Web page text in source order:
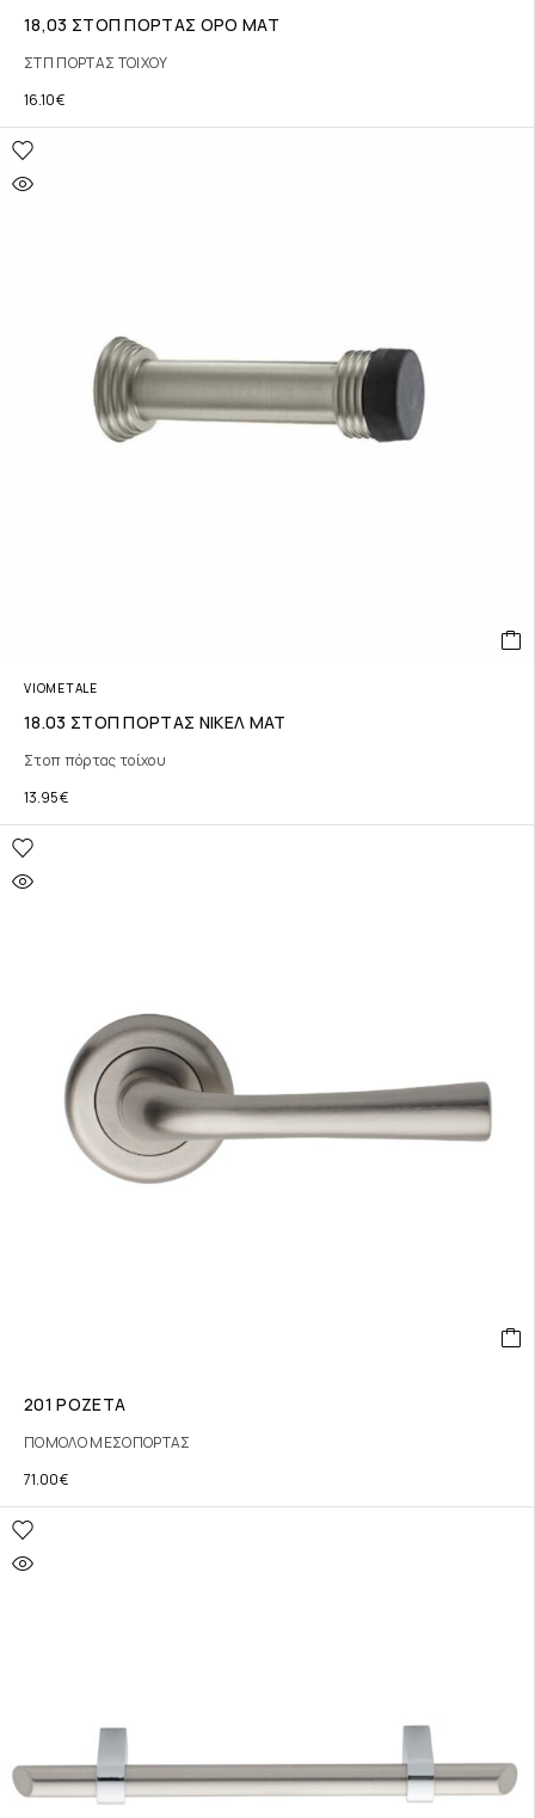
18,03 ΣΤΟΠ ΠΟΡΤΑΣ ΟΡΟ ΜΑΤ
ΣΤΠ ΠΟΡΤΑΣ ΤΟΙΧΟΥ
16.10€
VIOMETALE
18.03 ΣΤΟΠ ΠΟΡΤΑΣ ΝΙΚΕΛ ΜΑΤ
Στοπ πόρτας τοίχου
13.95€
201 ΡΟΖΕΤΑ
ΠΟΜΟΛΟ ΜΕΣΟΠΟΡΤΑΣ
71.00€